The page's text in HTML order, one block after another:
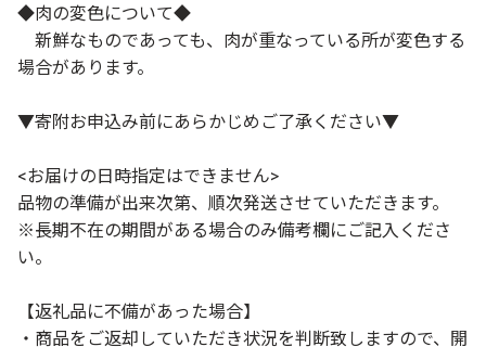
◆肉の変色について◆
新鮮なものであっても、肉が重なっている所が変色する
場合があります。
▼寄附お申込み前にあらかじめご了承ください▼
<お届けの日時指定はできません>
品物の準備が出来次第、順次発送させていただきます。
※長期不在の期間がある場合のみ備考欄にご記入くださ
い。
【返礼品に不備があった場合】
・商品をご返却していただき状況を判断致しますので、開